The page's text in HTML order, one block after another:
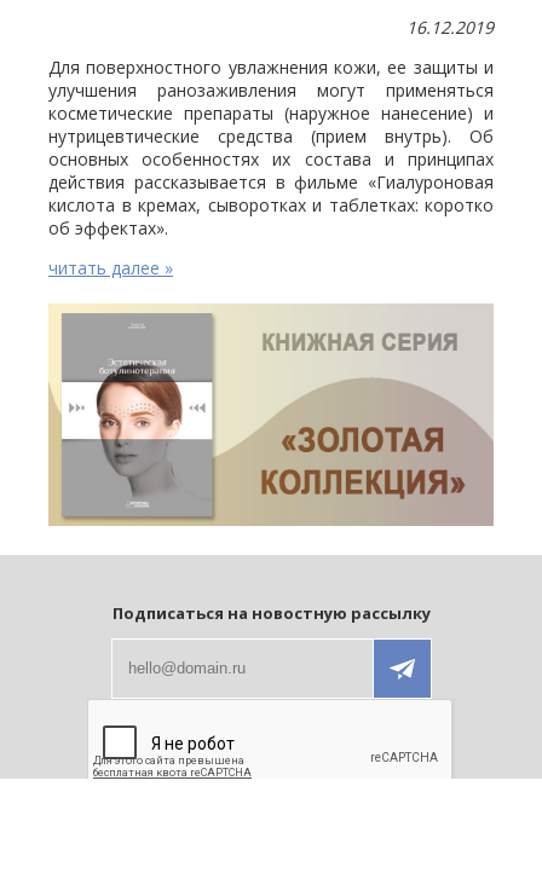
16.12.2019
Для поверхностного увлажнения кожи, ее защиты и
улучшения ранозаживления могут применяться
косметические препараты (наружное нанесение) и
нутрицевтические средства (прием внутрь). Об
основных особенностях их состава и принципах
действия рассказывается в фильме «Гиалуроновая
кислота в кремах, сыворотках и таблетках: коротко
об эффектах».
читать далее »
Подписаться на новостную рассылку